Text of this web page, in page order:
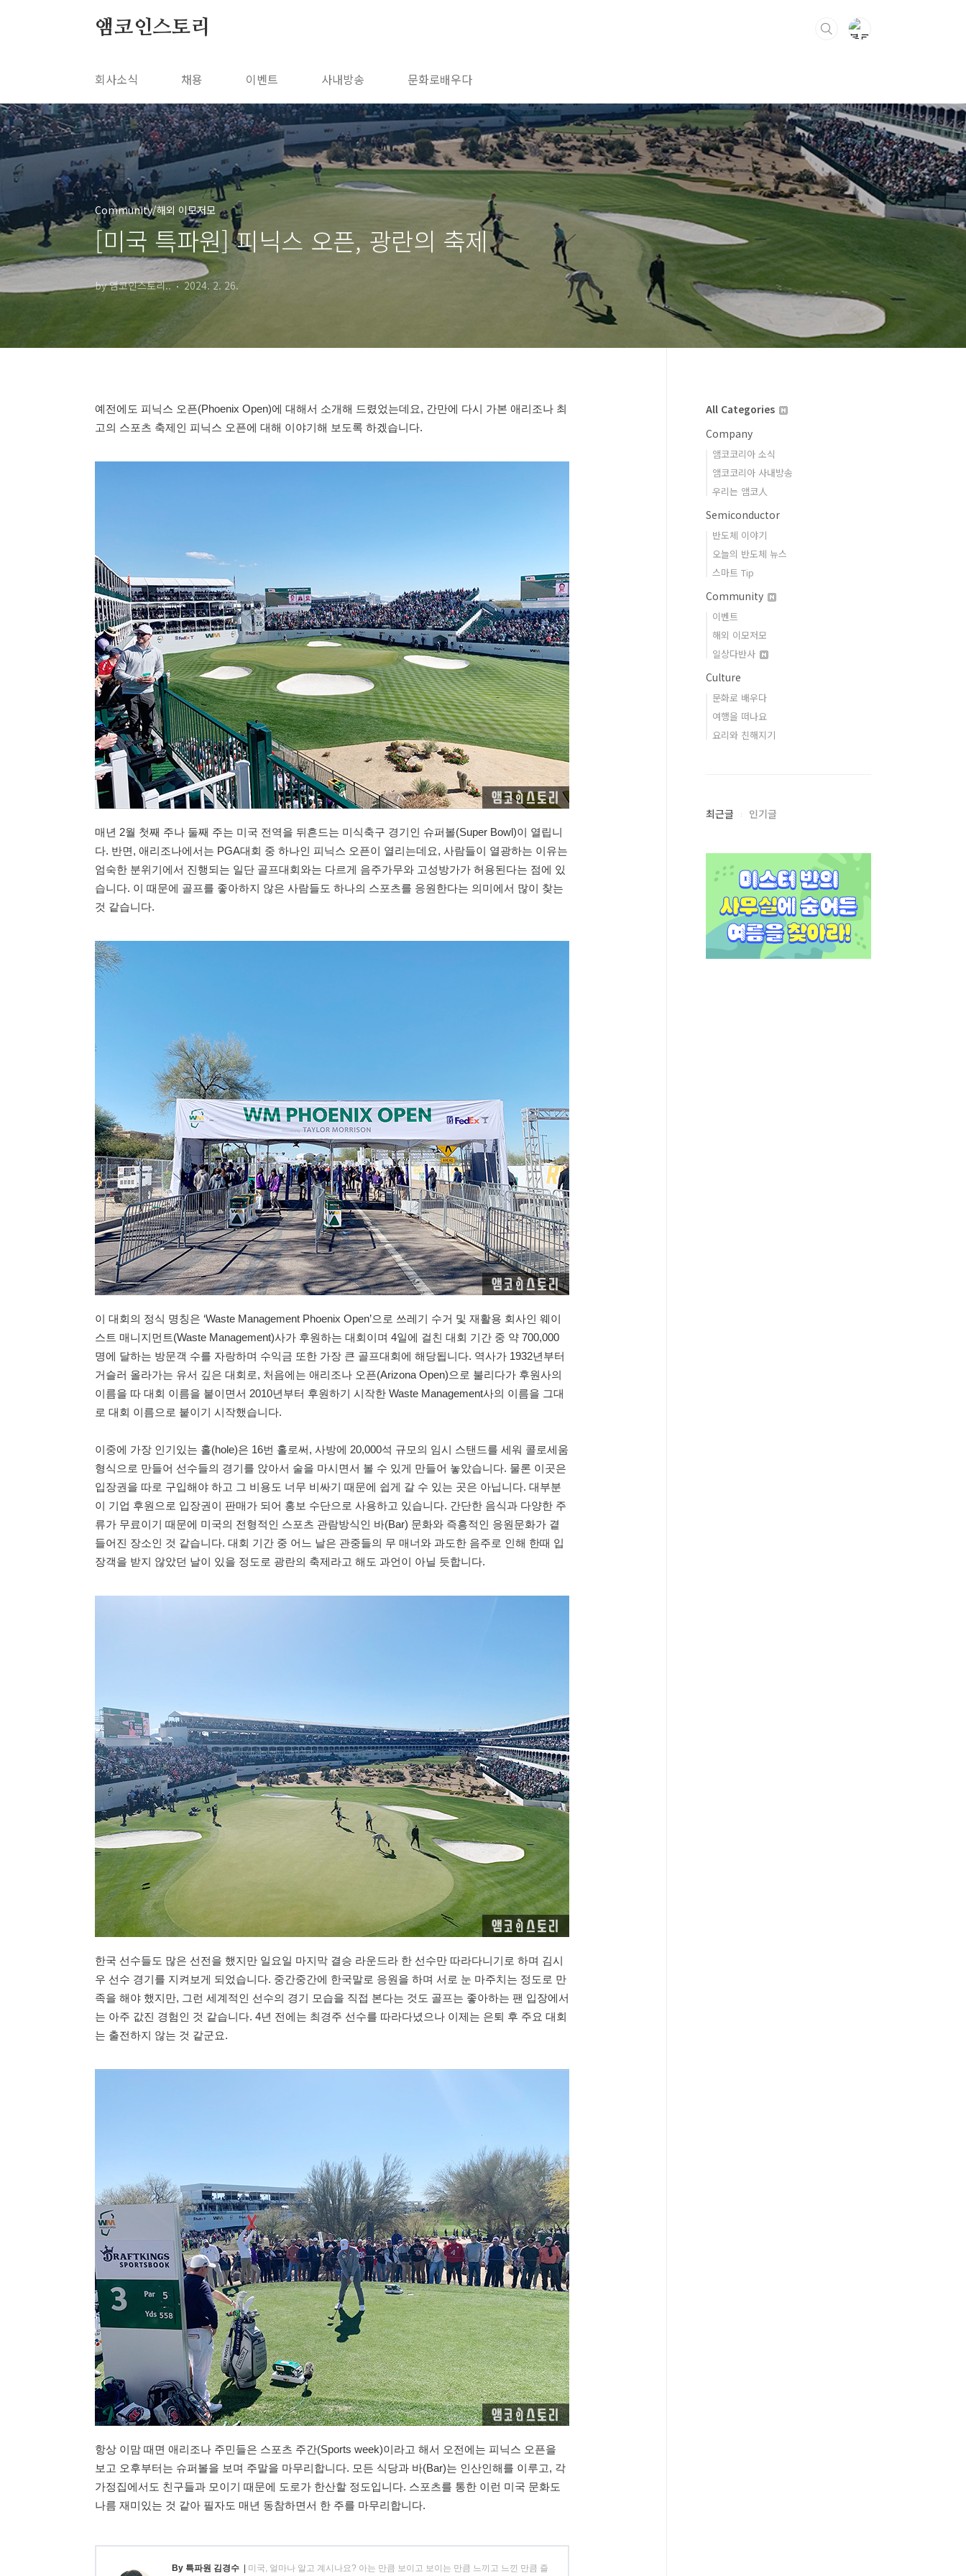
앰코인스토리
회사소식 채용 이벤트 사내방송 문화로배우다
Community/해외 이모저모
[미국 특파원] 피닉스 오픈, 광란의 축제
by 앰코인스토리.. 2024. 2. 26.
예전에도 피닉스 오픈(Phoenix Open)에 대해서 소개해 드렸었는데요, 간만에 다시 가본 애리조나 최
고의 스포츠 축제인 피닉스 오픈에 대해 이야기해 보도록 하겠습니다.
매년 2월 첫째 주나 둘째 주는 미국 전역을 뒤흔드는 미식축구 경기인 슈퍼볼(Super Bowl)이 열립니
다. 반면, 애리조나에서는 PGA대회 중 하나인 피닉스 오픈이 열리는데요, 사람들이 열광하는 이유는
엄숙한 분위기에서 진행되는 일단 골프대회와는 다르게 음주가무와 고성방가가 허용된다는 점에 있
습니다. 이 때문에 골프를 좋아하지 않은 사람들도 하나의 스포츠를 응원한다는 의미에서 많이 찾는
것 같습니다.
이 대회의 정식 명칭은 ‘Waste Management Phoenix Open’으로 쓰레기 수거 및 재활용 회사인 웨이
스트 매니지먼트(Waste Management)사가 후원하는 대회이며 4일에 걸친 대회 기간 중 약 700,000
명에 달하는 방문객 수를 자랑하며 수익금 또한 가장 큰 골프대회에 해당됩니다. 역사가 1932년부터
거슬러 올라가는 유서 깊은 대회로, 처음에는 애리조나 오픈(Arizona Open)으로 불리다가 후원사의
이름을 따 대회 이름을 붙이면서 2010년부터 후원하기 시작한 Waste Management사의 이름을 그대
로 대회 이름으로 붙이기 시작했습니다.
이중에 가장 인기있는 홀(hole)은 16번 홀로써, 사방에 20,000석 규모의 임시 스탠드를 세워 콜로세움
형식으로 만들어 선수들의 경기를 앉아서 술을 마시면서 볼 수 있게 만들어 놓았습니다. 물론 이곳은
입장권을 따로 구입해야 하고 그 비용도 너무 비싸기 때문에 쉽게 갈 수 있는 곳은 아닙니다. 대부분
이 기업 후원으로 입장권이 판매가 되어 홍보 수단으로 사용하고 있습니다. 간단한 음식과 다양한 주
류가 무료이기 때문에 미국의 전형적인 스포츠 관람방식인 바(Bar) 문화와 즉흥적인 응원문화가 곁
들어진 장소인 것 같습니다. 대회 기간 중 어느 날은 관중들의 무 매너와 과도한 음주로 인해 한때 입
장객을 받지 않았던 날이 있을 정도로 광란의 축제라고 해도 과언이 아닐 듯합니다.
한국 선수들도 많은 선전을 했지만 일요일 마지막 결승 라운드라 한 선수만 따라다니기로 하며 김시
우 선수 경기를 지켜보게 되었습니다. 중간중간에 한국말로 응원을 하며 서로 눈 마주치는 정도로 만
족을 해야 했지만, 그런 세계적인 선수의 경기 모습을 직접 본다는 것도 골프는 좋아하는 팬 입장에서
는 아주 값진 경험인 것 같습니다. 4년 전에는 최경주 선수를 따라다녔으나 이제는 은퇴 후 주요 대회
는 출전하지 않는 것 같군요.
항상 이맘 때면 애리조나 주민들은 스포츠 주간(Sports week)이라고 해서 오전에는 피닉스 오픈을
보고 오후부터는 슈퍼볼을 보며 주말을 마무리합니다. 모든 식당과 바(Bar)는 인산인해를 이루고, 각
가정집에서도 친구들과 모이기 때문에 도로가 한산할 정도입니다. 스포츠를 통한 이런 미국 문화도
나름 재미있는 것 같아 필자도 매년 동참하면서 한 주를 마무리합니다.
By 특파원 김경수 | 미국, 얼마나 알고 계시나요? 아는 만큼 보이고 보이는 만큼 느끼고 느낀 만큼 즐
All Categories
Company
앰코코리아 소식
앰코코리아 사내방송
우리는 앰코人
Semiconductor
반도체 이야기
오늘의 반도체 뉴스
스마트 Tip
Community
이벤트
해외 이모저모
일상다반사
Culture
문화로 배우다
여행을 떠나요
요리와 친해지기
최근글 인기글